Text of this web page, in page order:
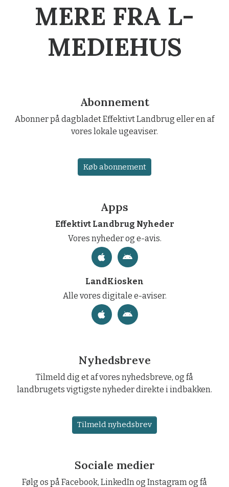
MERE FRA L-
MEDIEHUS
Abonnement
Abonner på dagbladet Effektivt Landbrug eller en af
vores lokale ugeaviser.
Køb abonnement
Apps
Effektivt Landbrug Nyheder
Vores nyheder og e-avis.
LandKiosken
Alle vores digitale e-aviser.
Nyhedsbreve
Tilmeld dig et af vores nyhedsbreve, og få
landbrugets vigtigste nyheder direkte i indbakken.
Tilmeld nyhedsbrev
Sociale medier
Følg os på Facebook, LinkedIn og Instagram og få